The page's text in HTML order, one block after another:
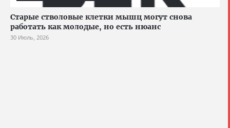
Старые стволовые клетки мышц могут снова
работать как молодые, но есть нюанс
30 Июль, 2026